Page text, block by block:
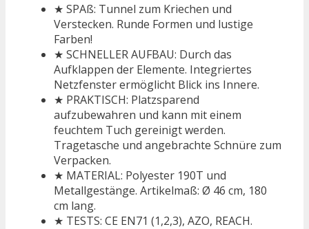
★ SPAß: Tunnel zum Kriechen und
Verstecken. Runde Formen und lustige
Farben!
★ SCHNELLER AUFBAU: Durch das
Aufklappen der Elemente. Integriertes
Netzfenster ermöglicht Blick ins Innere.
★ PRAKTISCH: Platzsparend
aufzubewahren und kann mit einem
feuchtem Tuch gereinigt werden.
Tragetasche und angebrachte Schnüre zum
Verpacken.
★ MATERIAL: Polyester 190T und
Metallgestänge. Artikelmaß: Ø 46 cm, 180
cm lang.
★ TESTS: CE EN71 (1,2,3), AZO, REACH.